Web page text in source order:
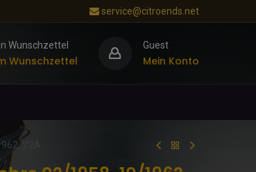
service@citroends.net
Wunschzettel
Wunschzettel
Guest
Mein Konto
V2A